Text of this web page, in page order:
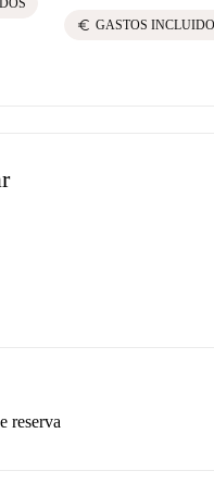
euro GASTOS
información necesaria por
reserva